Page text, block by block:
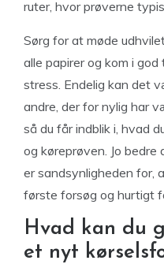
ruter, hvor prøverne
Sørg for at møde
alle papirer og kom i god
stress. Endelig kan det
andre, der for nylig har
så du får indblik i, hvad
og køreprøven. Jo
er sandsynligheden for,
første forsøg og hurtigt
Hvad kan du
et nyt